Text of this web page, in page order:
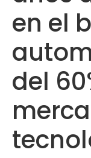
en el
del